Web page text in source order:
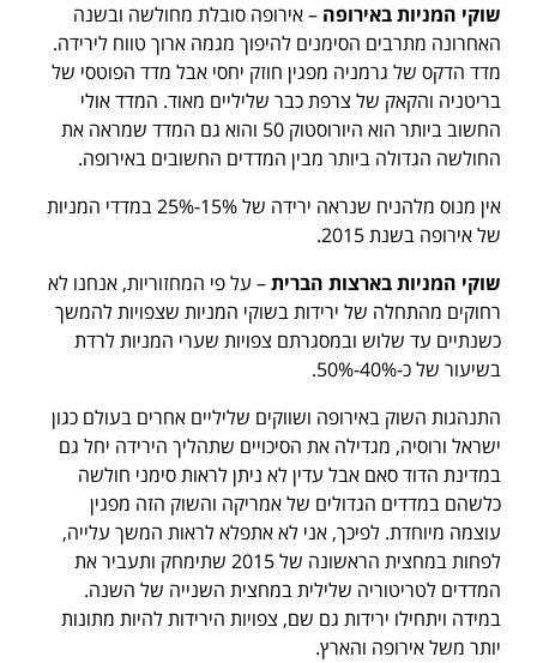
שוקי המניות באירופה – אירופה סובלת מחולשה ובשנה
האחרונה מתרבים הסימנים להיפוך מגמה ארוך טווח לירידה.
מדד הדקס של גרמניה מפגין חוזק יחסי אבל מדד הפוטסי של
בריטניה והקאק של צרפת כבר שליליים מאוד. המדד אולי
החשוב ביותר הוא היורוסטוק 50 והוא גם המדד שמראה את
החולשה הגדולה ביותר מבין המדדים החשובים באירופה.
אין מנוס מלהניח שנראה ירידה של 15%-25% במדדי המניות
של אירופה בשנת 2015.
שוקי המניות בארצות הברית– על פי המחזוריות, אנחנו לא
רחוקים מהתחלה של ירידות בשוקי המניות שצפויות להמשך
כשנתיים עד שלוש ובמסגרתם צפויות שערי המניות לרדת
בשיעור של כ-40%-50%.
התנהגות השוק באירופה ושווקים שליליים אחרים בעולם כגון
ישראל ורוסיה, מגדילה את הסיכויים שתהליך הירידה יחל גם
במדינת הדוד סאם אבל עדין לא ניתן לראות סימני חולשה
כלשהם במדדים הגדולים של אמריקה והשוק הזה מפגין
עוצמה מיוחדת. לפיכך, אני לא אתפלא לראות המשך עלייה,
לפחות במחצית הראשונה של 2015 שתימחק ותעביר את
המדדים לטריטוריה שלילית במחצית השנייה של השנה.
במידה ויתחילו ירידות גם שם, צפויות הירידות להיות מתונות
יותר משל אירופה והארץ.